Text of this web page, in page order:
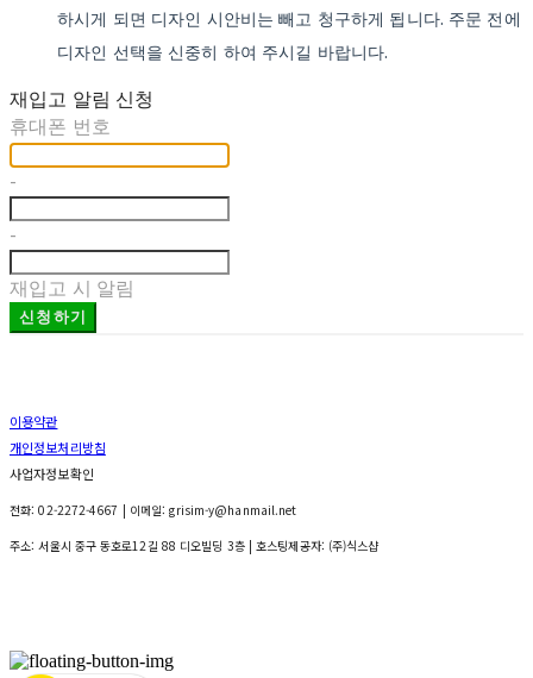
하시게 되면 디자인 시안비는 빼고 청구하게 됩니다. 주문 전에
디자인 선택을 신중히 하여 주시길 바랍니다.
재입고 알림 신청
휴대폰 번호
-
-
재입고 시 알림
신청하기
이용약관
개인정보처리방침
사업자정보확인
전화: 02-2272-4667 | 이메일: grisim-y@hanmail.net
주소: 서울시 중구 동호로12길 88 디오빌딩 3층| 호스팅제공자: (주)식스샵